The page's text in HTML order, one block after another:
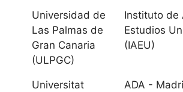
Universidad de
Zaragoza
Universidad de
Las Palmas de
Gran Canaria
(ULPGC)
Instituto de
Estudios
(IAEU)
Universitat
ADA -